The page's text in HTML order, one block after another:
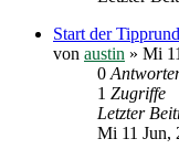
Start der
von austin » Mi
0
1 Zugriffe
Letzter
Mi 11 Jun,